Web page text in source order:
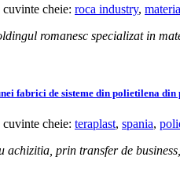
cuvinte cheie: roca industry,
romanesc specializat in
fabrici de sisteme din polietilena
cuvinte cheie: teraplast, spania,
achizitia, prin transfer de